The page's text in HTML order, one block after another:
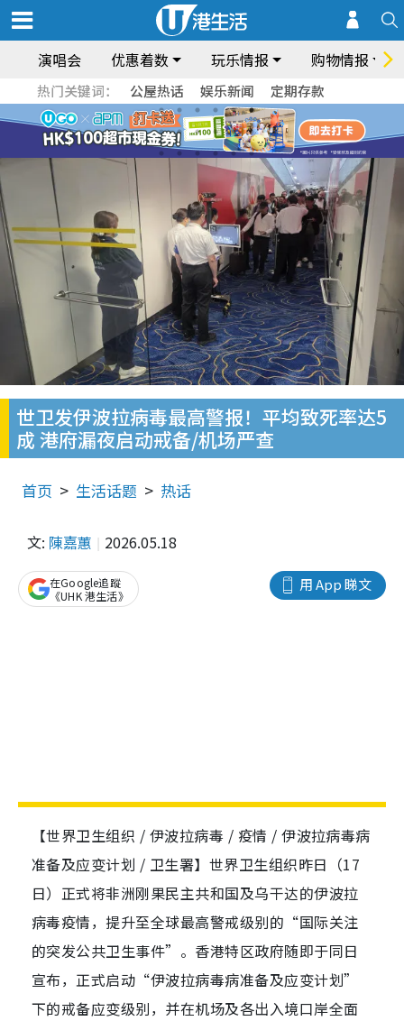
演唱会 优惠着数 玩乐情报 购物情报
热门关键词： 公屋热话 娱乐新闻 定期存款
世卫发伊波拉病毒最高警报！平均致死率达5
成 港府漏夜启动戒备/机场严查
首页 生活话题 热话
文: 陳嘉蕙 2026.05.18
用 App 睇文
在Google追蹤
《UHK 港生活》
【世界卫生组织 / 伊波拉病毒 / 疫情 / 伊波拉病毒病
准备及应变计划 / 卫生署】世界卫生组织昨日（17
日）正式将非洲刚果民主共和国及乌干达的伊波拉
病毒疫情，提升至全球最高警戒级别的“国际关注
的突发公共卫生事件”。香港特区政府随即于同日
宣布，正式启动“伊波拉病毒病准备及应变计划”
下的戒备应变级别，并在机场及各出入境口岸全面